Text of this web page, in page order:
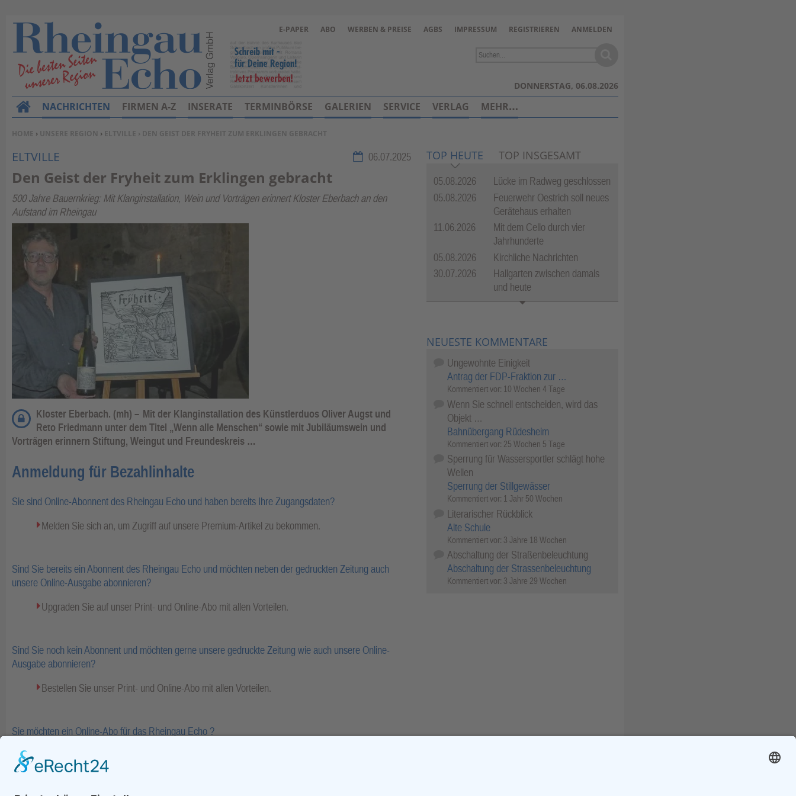
DONNERSTAG, 06.08.2026
E-PAPER ABO WERBEN & PREISE AGBS IMPRESSUM REGISTRIEREN ANMELDEN
SIE BEFINDEN SICH HIER:
HOME › UNSERE REGION › ELTVILLE › DEN GEIST DER FRYHEIT ZUM ERKLINGEN GEBRACHT
ELTVILLE 06.07.2025
Den Geist der Fryheit zum Erklingen gebracht
500 Jahre Bauernkrieg: Mit Klanginstallation, Wein und Vorträgen erinnert Kloster Eberbach an den
Aufstand im Rheingau
Kloster Eberbach. (mh) – Mit der Klanginstallation des Künstlerduos Oliver Augst und
Reto Friedmann unter dem Titel „Wenn alle Menschen“ sowie mit Jubiläumswein und
Vorträgen erinnern Stiftung, Weingut und Freundeskreis …
Anmeldung für Bezahlinhalte
Sie sind Online-Abonnent des Rheingau Echo und haben bereits Ihre Zugangsdaten?
Melden Sie sich an, um Zugriff auf unsere Premium-Artikel zu bekommen.
Sind Sie bereits ein Abonnent des Rheingau Echo und möchten neben der gedruckten Zeitung auch
unsere Online-Ausgabe abonnieren?
Upgraden Sie auf unser Print- und Online-Abo mit allen Vorteilen.
Sind Sie noch kein Abonnent und möchten gerne unsere gedruckte Zeitung wie auch unsere Online-
Ausgabe abonnieren?
Bestellen Sie unser Print- und Online-Abo mit allen Vorteilen.
Sie möchten ein Online-Abo für das Rheingau Echo ?
TOP HEUTE TOP INSGESAMT
05.08.2026
Lücke im Radweg geschlossen
05.08.2026
Feuerwehr Oestrich soll neues
Gerätehaus erhalten
11.06.2026
Mit dem Cello durch vier
Jahrhunderte
05.08.2026
Kirchliche Nachrichten
30.07.2026
Hallgarten zwischen damals
und heute
NEUESTE KOMMENTARE
Ungewohnte Einigkeit
Antrag der FDP-Fraktion zur …
Kommentiert vor: 10 Wochen 4 Tage
Wenn Sie schnell entscheiden, wird das
Objekt …
Bahnübergang Rüdesheim
Kommentiert vor: 25 Wochen 5 Tage
Sperrung für Wassersportler schlägt hohe
Wellen
Sperrung der Stillgewässer
Kommentiert vor: 1 Jahr 50 Wochen
Literarischer Rückblick
Alte Schule
Kommentiert vor: 3 Jahre 18 Wochen
Abschaltung der Straßenbeleuchtung
Abschaltung der Strassenbeleuchtung
Kommentiert vor: 3 Jahre 29 Wochen
H
o
m
e
NACHRICHTEN FIRMEN A-Z INSERATE TERMINBÖRSE GALERIEN SERVICE VERLAG MEHR…